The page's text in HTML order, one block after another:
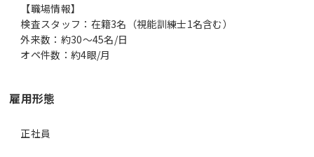
【職場情報】
検査スタッフ：在籍3名（視能訓練士1名含む）
外来数：約30～45名/日
オペ件数：約4眼/月
雇用形態
正社員